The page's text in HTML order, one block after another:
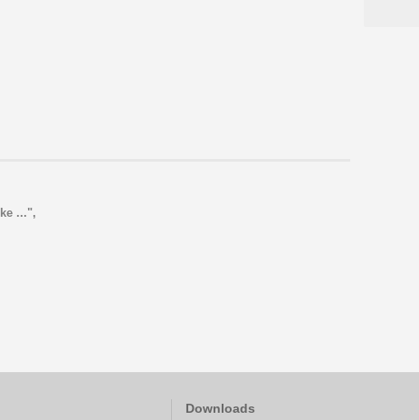
...",
Downloads